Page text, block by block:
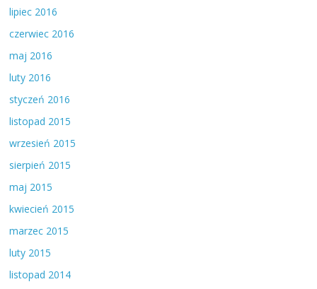
lipiec 2016
czerwiec 2016
maj 2016
luty 2016
styczeń 2016
listopad 2015
wrzesień 2015
sierpień 2015
maj 2015
kwiecień 2015
marzec 2015
luty 2015
listopad 2014